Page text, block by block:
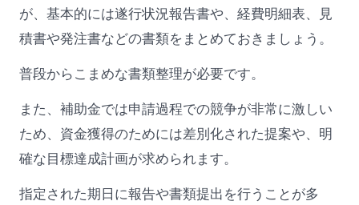
が、基本的には遂行状況報告書や、経費明細表、見
積書や発注書などの書類をまとめておきましょう。
普段からこまめな書類整理が必要です。
また、補助金では申請過程での競争が非常に激しい
ため、資金獲得のためには差別化された提案や、明
確な目標達成計画が求められます。
指定された期日に報告や書類提出を行うことが多